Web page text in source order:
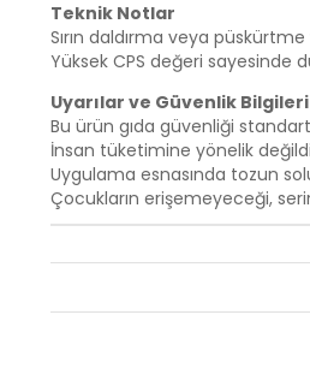
Teknik Notlar
Sırın daldırma veya
Yüksek CPS değeri sayesinde
Uyarılar ve Güvenlik Bilgileri
Bu ürün gıda güvenliği
İnsan tüketimine yönelik
Uygulama esnasında tozun
Çocukların erişemeyeceği,